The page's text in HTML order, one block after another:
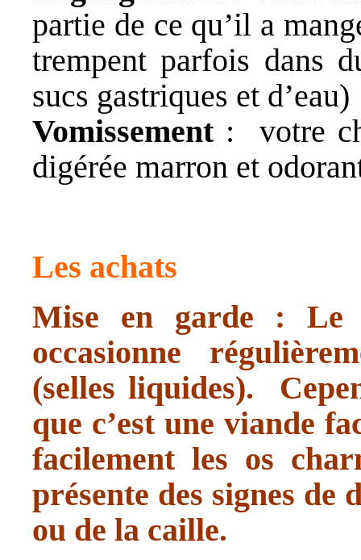
partie de ce qu’il a
trempent parfois dans
sucs gastriques et d’eau)
Vomissement: votre
digérée marron et
Les achats
Mise en garde : Le
occasionne
(selles liquides).
que c’est une viande
facilement les os
présente des signes de
ou de la caille.